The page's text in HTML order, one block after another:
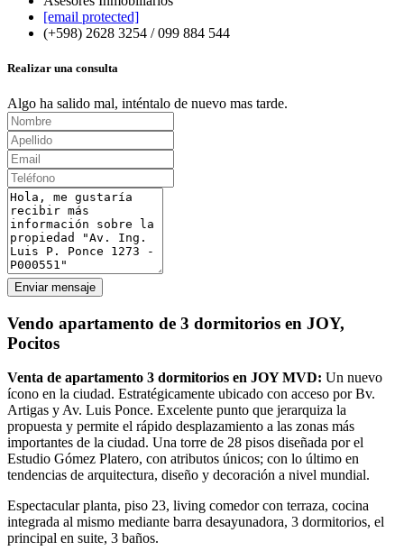
[email protected]
(+598) 2628 3254 / 099 884 544
Realizar una consulta
Algo ha salido mal, inténtalo de nuevo mas tarde.
Enviar mensaje
Vendo apartamento de 3 dormitorios en JOY,
Pocitos
Venta de apartamento 3 dormitorios en JOY MVD: Un nuevo
ícono en la ciudad. Estratégicamente ubicado con acceso por Bv.
Artigas y Av. Luis Ponce. Excelente punto que jerarquiza la
propuesta y permite el rápido desplazamiento a las zonas más
importantes de la ciudad. Una torre de 28 pisos diseñada por el
Estudio Gómez Platero, con atributos únicos; con lo último en
tendencias de arquitectura, diseño y decoración a nivel mundial.
Espectacular planta, piso 23, living comedor con terraza, cocina
integrada al mismo mediante barra desayunadora, 3 dormitorios, el
principal en suite, 3 baños.